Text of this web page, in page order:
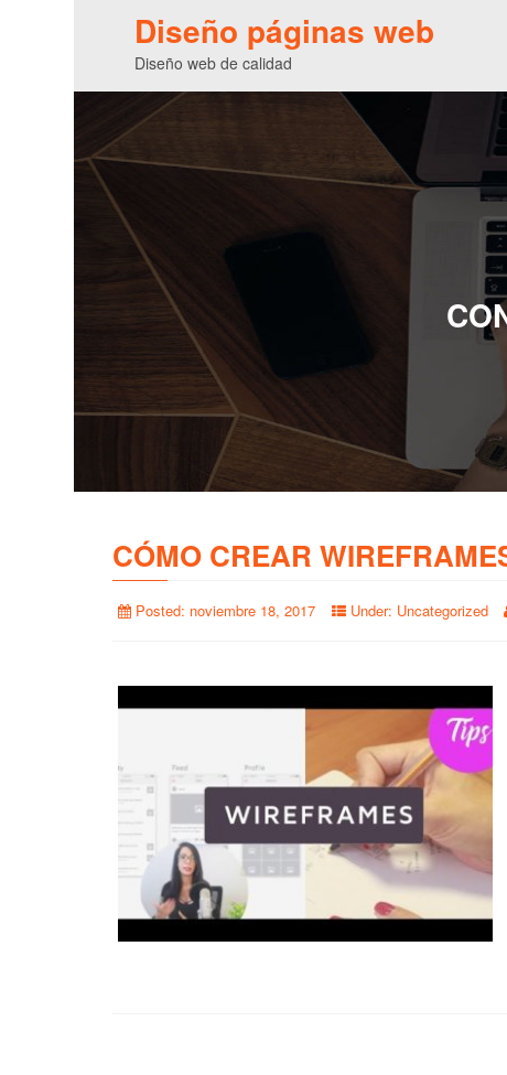
Diseño páginas web
Diseño web de calidad
CÓMO CREAR
Posted: noviembre 18, 2017 Under: Uncategorized